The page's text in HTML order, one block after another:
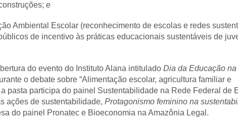
e
Ambiental Escolar (reconhecimento de escolas e redes
de incentivo às práticas educacionais sustentáveis de
do evento do Instituto Alana intitulado Dia da Educação na
o debate sobre “Alimentação escolar, agricultura familiar e
pasta participa do painel Sustentabilidade na Rede Federal de
ações de sustentabilidade, Protagonismo feminino na
do painel Pronatec e Bioeconomia na Amazônia Legal.